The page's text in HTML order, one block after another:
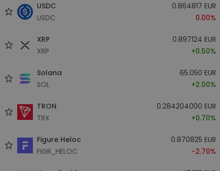
USDC
USDC
0.864817 EUR
0.00%
XRP
XRP
0.897124 EUR
+0.50%
Solana
SOL
65.050 EUR
+2.00%
TRON
TRX
0.284204000 EUR
+0.70%
Figure Heloc
FIGR_HELOC
0.870825 EUR
-2.70%